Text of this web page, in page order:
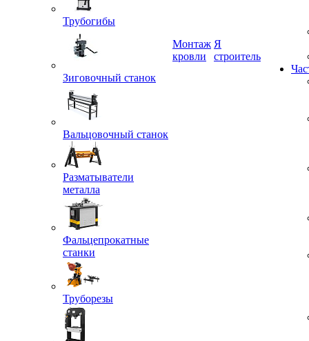
Трубогибы
Зиговочный станок
Вальцовочный станок
Разматыватели
металла
Фальцепрокатные
станки
Труборезы